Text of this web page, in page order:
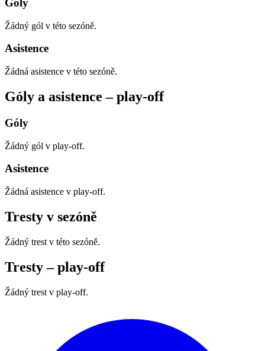
Góly
Žádný gól v této sezóně.
Asistence
Žádná asistence v této sezóně.
Góly a asistence – play‑off
Góly
Žádný gól v play‑off.
Asistence
Žádná asistence v play‑off.
Tresty v sezóně
Žádný trest v této sezóně.
Tresty – play‑off
Žádný trest v play‑off.